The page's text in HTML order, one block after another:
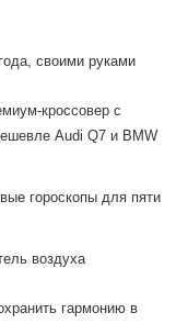
своими руками
кроссовер с
Audi Q7 и BMW
гороскопы для пяти
воздуха
гармонию в